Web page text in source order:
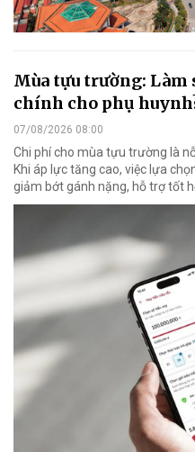
Mùa tựu trường: Làm
chính cho phụ
07/08/2026 08:00
Chi phí cho mùa tựu trường là
Khi áp lực tăng cao, việc lựa
giảm bớt gánh nặng, hỗ trợ tốt